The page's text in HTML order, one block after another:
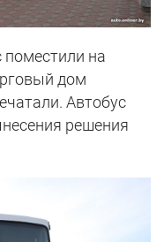
поместили на
дом
Автобус
решения